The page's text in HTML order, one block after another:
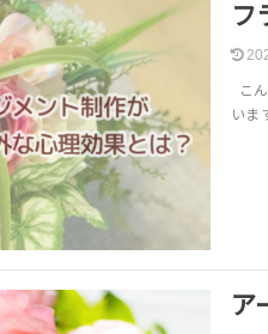
フ
こ
いま
ア